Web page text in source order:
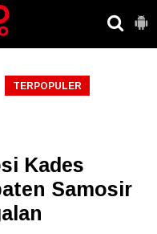
TERPOPULER
Kades
Samosir